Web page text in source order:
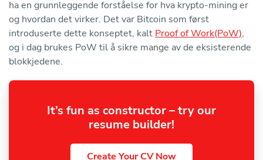
ha en grunnleggende forståelse for hva krypto-mining er
og hvordan det virker. Det var Bitcoin som først
introduserte dette konseptet, kalt Proof of Work(PoW),
og i dag brukes PoW til å sikre mange av de eksisterende
blokkjedene.
It’s fun as constructor – try our
resume builder!
Create Your CV Now